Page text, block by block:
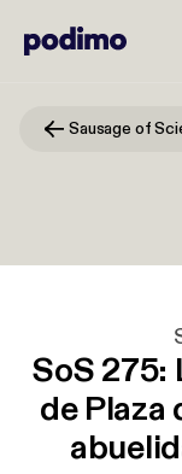
Sausage of
SoS 275:
de Plaza